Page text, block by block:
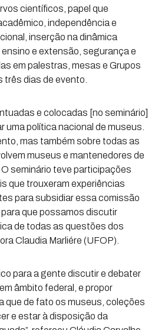
científicos, papel que
independência e
inserção na dinâmica
e extensão, segurança e
em palestras, mesas e Grupos
três dias de evento.
e colocadas [no seminário]
uma política nacional de museus.
mas também sobre todas as
museus e mantenedores de
seminário teve participações
que trouxeram experiências
para subsidiar essa comissão
que possamos discutir
de todas as questões dos
Claudia Marliére (UFOP).
para a gente discutir e debater
âmbito federal, e propor
que de fato os museus, coleções
e estar à disposição da